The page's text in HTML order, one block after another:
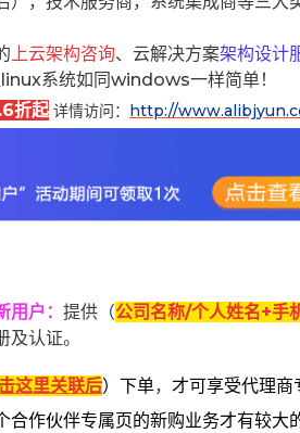
上云架构咨询、云解决方案架构设计
系统如同windows一样简单！
折起 详情访问： http://
用户 ： 提供（公司名称/个人姓名+手
认证。
这里关联后） 下单， 才可享受代理商
作伙伴专属页的新购业务才有较大